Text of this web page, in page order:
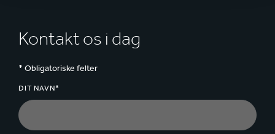
Kontakt os i dag
* Obligatoriske felter
DIT NAVN*